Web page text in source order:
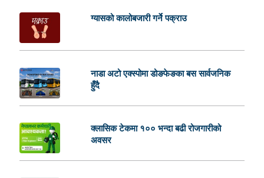
ग्यासको कालोबजारी गर्ने पक्राउ
नाडा अटो एक्स्पोमा डोङफेङका बस सार्वजनिक
हुँदै
क्लासिक टेकमा १०० भन्दा बढी रोजगारीको
अवसर